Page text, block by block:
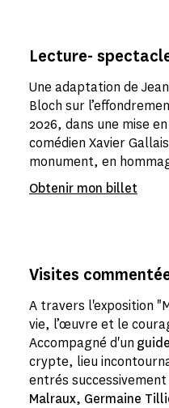
Lecture-
Une adaptation de
Bloch sur
2026, dans une mise
comédien Xavier
monument, en
Obtenir mon billet
Visites
A travers l'exposition
vie, l’œuvre et le
Accompagné d'un
crypte, lieu
entrés successivement
Malraux, Germaine